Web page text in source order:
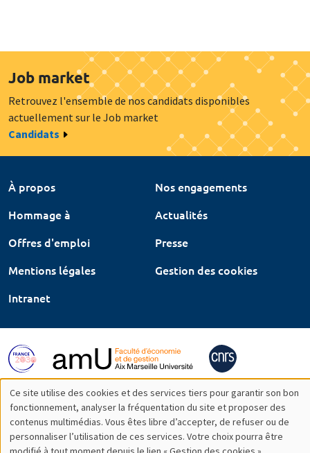
Job market
Retrouvez l'ensemble de nos candidats disponibles
actuellement sur le Job market
Candidats
À propos
Nos engagements
Hommage à
Actualités
Offres d'emploi
Presse
Mentions légales
Gestion des cookies
Intranet
Utilisation
des
Ce site utilise des cookies et des services tiers pour garantir son bon
fonctionnement, analyser la fréquentation du site et proposer des
contenus multimédias. Vous êtes libre d’accepter, de refuser ou de
personnaliser l’utilisation de ces services. Votre choix pourra être